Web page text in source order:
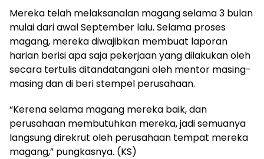
Mereka telah melaksanalan magang selama 3 bulan
mulai dari awal September lalu. Selama proses
magang, mereka diwajibkan membuat laporan
harian berisi apa saja pekerjaan yang dilakukan oleh
secara tertulis ditandatangani oleh mentor masing-
masing dan di beri stempel perusahaan.
“Kerena selama magang mereka baik, dan
perusahaan membutuhkan mereka, jadi semuanya
langsung direkrut oleh perusahaan tempat mereka
magang,” pungkasnya. (KS)